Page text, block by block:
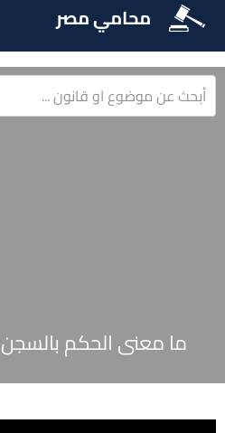
محامي مصر
ما معنى الحكم